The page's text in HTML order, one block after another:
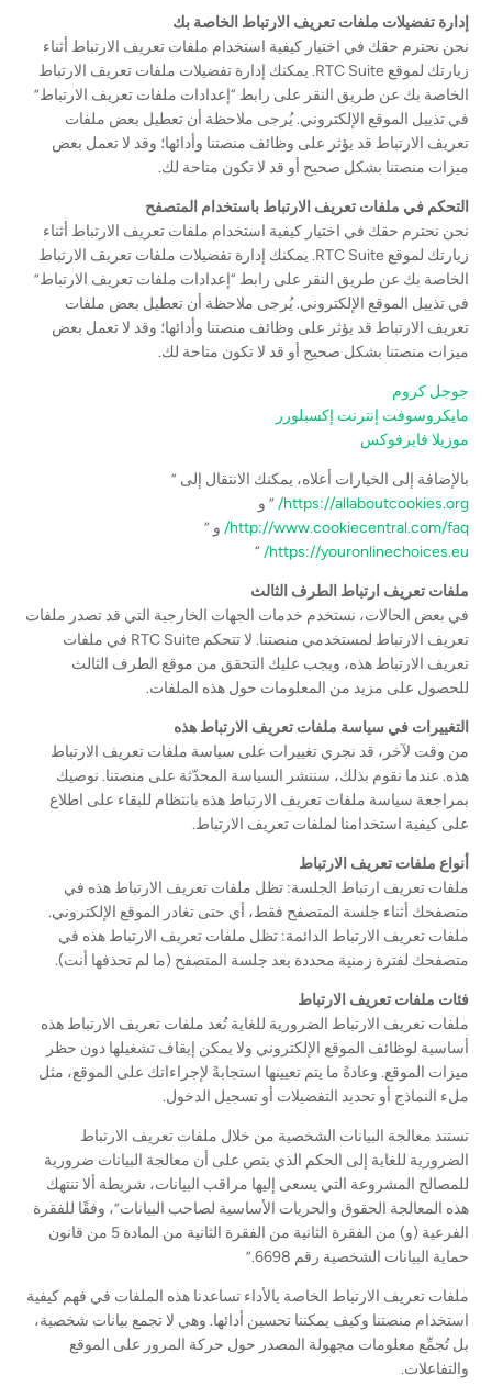
إدارة تفضيلات ملفات تعريف الارتباط الخاصة بك
نحن نحترم حقك في اختيار كيفية استخدام ملفات تعريف الارتباط أثناء
زيارتك لموقع RTC Suite. يمكنك إدارة تفضيلات ملفات تعريف الارتباط
الخاصة بك عن طريق النقر على رابط “إعدادات ملفات تعريف الارتباط”
في تذييل الموقع الإلكتروني. يُرجى ملاحظة أن تعطيل بعض ملفات
تعريف الارتباط قد يؤثر على وظائف منصتنا وأدائها؛ وقد لا تعمل بعض
ميزات منصتنا بشكل صحيح أو قد لا تكون متاحة لك.
التحكم في ملفات تعريف الارتباط باستخدام المتصفح
نحن نحترم حقك في اختيار كيفية استخدام ملفات تعريف الارتباط أثناء
زيارتك لموقع RTC Suite. يمكنك إدارة تفضيلات ملفات تعريف الارتباط
الخاصة بك عن طريق النقر على رابط “إعدادات ملفات تعريف الارتباط”
في تذييل الموقع الإلكتروني. يُرجى ملاحظة أن تعطيل بعض ملفات
تعريف الارتباط قد يؤثر على وظائف منصتنا وأدائها؛ وقد لا تعمل بعض
ميزات منصتنا بشكل صحيح أو قد لا تكون متاحة لك.
جوجل كروم
مايكروسوفت إنترنت إكسبلورر
موزيلا فايرفوكس
بالإضافة إلى الخيارات أعلاه، يمكنك الانتقال إلى ”
https://allaboutcookies.org/ ” و
http://www.cookiecentral.com/faq/ و ”
https://youronlinechoices.eu/
“
ملفات تعريف ارتباط الطرف الثالث
في بعض الحالات، نستخدم خدمات الجهات الخارجية التي قد تصدر ملفات
تعريف الارتباط لمستخدمي منصتنا. لا تتحكم RTC Suite في ملفات
تعريف الارتباط هذه، ويجب عليك التحقق من موقع الطرف الثالث
للحصول على مزيد من المعلومات حول هذه الملفات.
التغييرات في سياسة ملفات تعريف الارتباط هذه
من وقت لآخر، قد نجري تغييرات على سياسة ملفات تعريف الارتباط
هذه. عندما نقوم بذلك، سننشر السياسة المحدّثة على منصتنا. نوصيك
بمراجعة سياسة ملفات تعريف الارتباط هذه بانتظام للبقاء على اطلاع
على كيفية استخدامنا لملفات تعريف الارتباط.
أنواع ملفات تعريف الارتباط
ملفات تعريف ارتباط الجلسة: تظل ملفات تعريف الارتباط هذه في
متصفحك أثناء جلسة المتصفح فقط، أي حتى تغادر الموقع الإلكتروني.
ملفات تعريف الارتباط الدائمة: تظل ملفات تعريف الارتباط هذه في
متصفحك لفترة زمنية محددة بعد جلسة المتصفح (ما لم تحذفها أنت).
فئات ملفات تعريف الارتباط
ملفات تعريف الارتباط الضرورية للغاية تُعد ملفات تعريف الارتباط هذه
أساسية لوظائف الموقع الإلكتروني ولا يمكن إيقاف تشغيلها دون حظر
ميزات الموقع. وعادةً ما يتم تعيينها استجابةً لإجراءاتك على الموقع، مثل
ملء النماذج أو تحديد التفضيلات أو تسجيل الدخول.
تستند معالجة البيانات الشخصية من خلال ملفات تعريف الارتباط
الضرورية للغاية إلى الحكم الذي ينص على أن معالجة البيانات ضرورية
للمصالح المشروعة التي يسعى إليها مراقب البيانات، شريطة ألا تنتهك
هذه المعالجة الحقوق والحريات الأساسية لصاحب البيانات”، وفقًا للفقرة
الفرعية (و) من الفقرة الثانية من الفقرة الثانية من المادة 5 من قانون
حماية البيانات الشخصية رقم 6698.”
ملفات تعريف الارتباط الخاصة بالأداء تساعدنا هذه الملفات في فهم كيفية
استخدام منصتنا وكيف يمكننا تحسين أدائها. وهي لا تجمع بيانات شخصية،
بل تُجمِّع معلومات مجهولة المصدر حول حركة المرور على الموقع
والتفاعلات.